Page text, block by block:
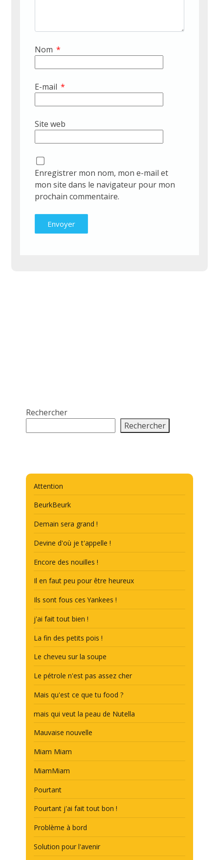
Nom *
E-mail *
Site web
Enregistrer mon nom, mon e-mail et
mon site dans le navigateur pour mon
prochain commentaire.
Rechercher
Rechercher
Attention
BeurkBeurk
Demain sera grand !
Devine d'où je t'appelle !
Encore des nouilles !
Il en faut peu pour être heureux
Ils sont fous ces Yankees !
j'ai fait tout bien !
La fin des petits pois !
Le cheveu sur la soupe
Le pétrole n'est pas assez cher
Mais qu'est ce que tu food ?
mais qui veut la peau de Nutella
Mauvaise nouvelle
Miam Miam
MiamMiam
Pourtant
Pourtant j'ai fait tout bon !
Problème à bord
Solution pour l'avenir